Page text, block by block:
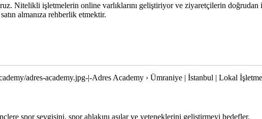
Nitelikli işletmelerin online varlıklarını geliştiriyor ve ziyaretçilerin doğrudan
almanıza rehberlik etmektir.
adres-academy.jpg-|-Adres Academy › Ümraniye | İstanbul | Lokal
spor sevgisini, spor ahlakını aşılar ve yeteneklerini geliştirmeyi hedefler.